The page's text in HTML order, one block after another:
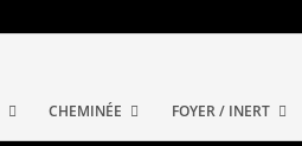
CHEMINÉE FOYER / INERT